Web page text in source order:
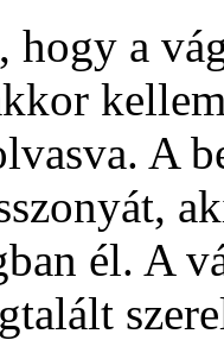
hogy a
A
él. A